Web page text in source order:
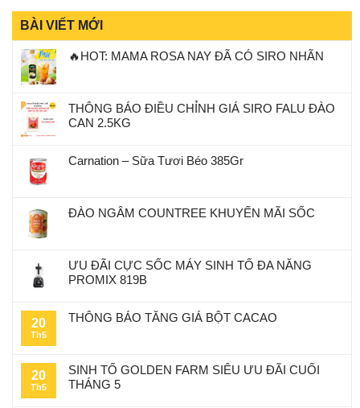
BÀI VIẾT MỚI
🔥HOT: MAMA ROSA NAY ĐÃ CÓ SIRO NHÃN
THÔNG BÁO ĐIỀU CHỈNH GIÁ SIRO FALU ĐÀO
CAN 2.5KG
Carnation – Sữa Tươi Béo 385Gr
ĐÀO NGÂM COUNTREE KHUYẾN MÃI SỐC
ƯU ĐÃI CỰC SỐC MÁY SINH TỐ ĐA NĂNG
PROMIX 819B
20
Th5
THÔNG BÁO TĂNG GIÁ BỘT CACAO
20
Th5
SINH TỐ GOLDEN FARM SIÊU ƯU ĐÃI CUỐI
THÁNG 5